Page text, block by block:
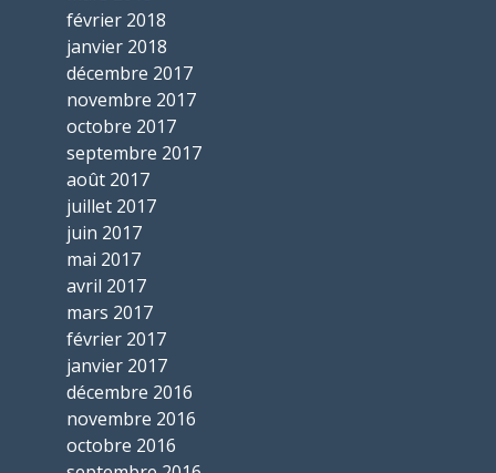
février 2018
janvier 2018
décembre 2017
novembre 2017
octobre 2017
septembre 2017
août 2017
juillet 2017
juin 2017
mai 2017
avril 2017
mars 2017
février 2017
janvier 2017
décembre 2016
novembre 2016
octobre 2016